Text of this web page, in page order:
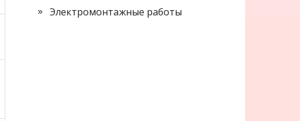
Электромонтажные работы